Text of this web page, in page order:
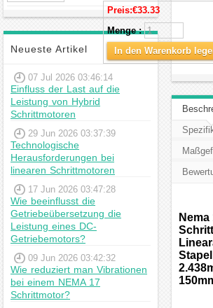
Schrittmotor
Neueste Artikel
07 Jul 2026 03:46:14
Einfluss der Last auf die
Leistung von Hybrid
Schrittmotoren
29 Jun 2026 03:37:39
Technologische
Herausforderungen bei
linearen Schrittmotoren
17 Jun 2026 03:47:28
Wie beeinflusst die
Getriebeübersetzung die
Leistung eines DC-
Getriebemotors?
09 Jun 2026 03:42:32
Wie reduziert man Vibrationen
bei einem NEMA 17
Schrittmotor?
Preis:€33.33
Menge :
In den Warenkorb